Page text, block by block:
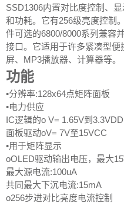
SSD1306内置对比度控制、
和功耗。它有256级亮度控制
件可选的6800/8000系列兼容
接口。它适用于许多紧凑型
屏、MP3播放器、计算器等。
功能
•分辨率:128x64点矩阵面板
•电力供应
IC逻辑的o V= 1.65V到3.3VDD
面板驱动oV= 7V至15VCC
•用于矩阵显示
oOLED驱动输出电压，最大
最大源电流:100uA
共同最大下沉电流:15mA
o256步进对比亮度电流控制